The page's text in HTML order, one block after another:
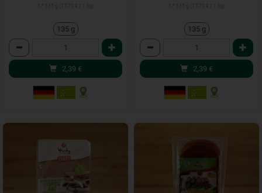
135 g
Anzahl
2,39 €
135 g
Anzahl
2,39 €